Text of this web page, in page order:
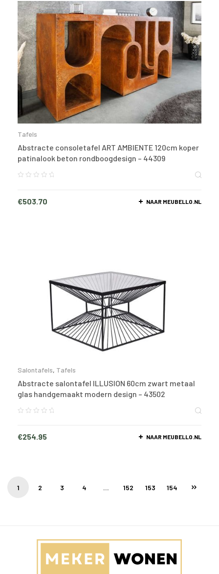
Tafels
Abstracte consoletafel ART AMBIENTE 120cm koper
patinalook beton rondboogdesign – 44309
€503.70 NAAR MEUBELLO.NL
Salontafels, Tafels
Abstracte salontafel ILLUSION 60cm zwart metaal
glas handgemaakt modern design – 43502
€254.95 NAAR MEUBELLO.NL
1 2 3 4 … 152 153 154